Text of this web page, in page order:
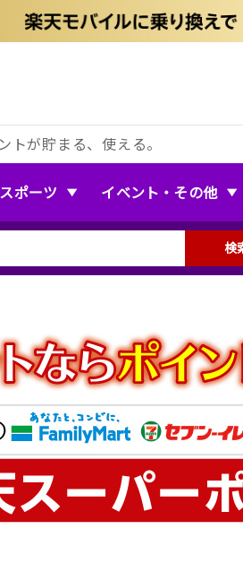
トが貯まる、使える。
スポーツ イベント・その他
検